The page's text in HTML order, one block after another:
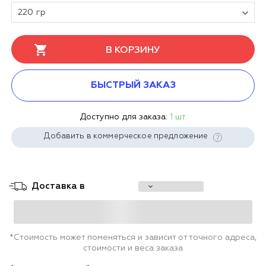
220 гр
В КОРЗИНУ
БЫСТРЫЙ ЗАКАЗ
Доступно для заказа: 1 шт.
Добавить в коммерческое предложение
Доставка в
*Стоимость может поменяться и зависит от точного адреса,
стоимости и веса заказа